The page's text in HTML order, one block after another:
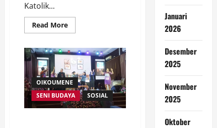
Katolik...
Read MoreRead
more
Kristen
dan
Katolik
Gelar
Festival
Kasih
Nusantara
2025,
Perkuat
OIKOUMENE
SENI BUDAYA
SOSIAL
Januari
2026
Desember
2025
November
2025
Oktober